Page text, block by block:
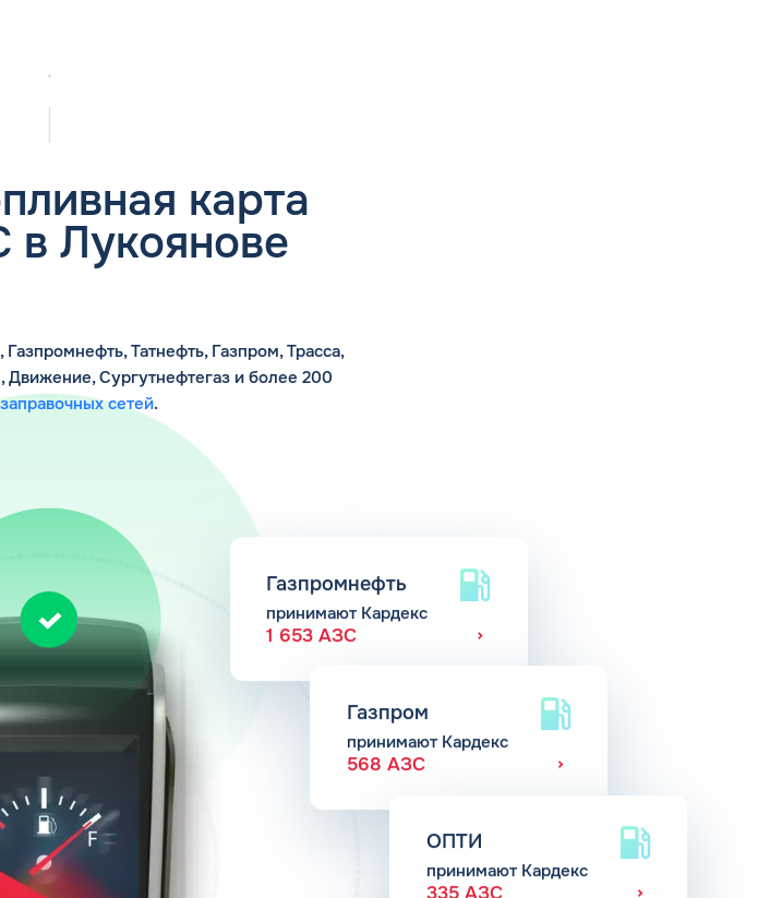
карта
Лукоянове
Татнефть, Газпром, Трасса,
Движение, Сургутнефтегаз и более 200
заправочных сетей.
Газпромнефть
принимают Кардекс
1 653 АЗС
Газпром
принимают Кардекс
568 АЗС
ОПТИ
принимают Кардекс